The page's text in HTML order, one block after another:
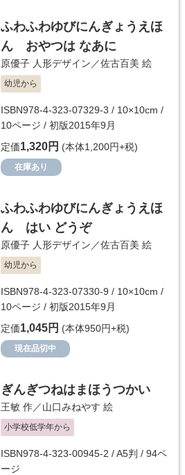
ふわふわゆびにんぎょうえほ
ん おやつは なあに
原優子 人形デザイン／佐古百美 絵
幼児から
ISBN978-4-323-07329-3 / 10×10cm /
10ページ / 初版2015年9月
定価1,320円 (本体1,200円+税)
在庫あり
ふわふわゆびにんぎょうえほ
ん はい どうぞ
原優子 人形デザイン／佐古百美 絵
幼児から
ISBN978-4-323-07330-9 / 10×10cm /
10ページ / 初版2015年9月
定価1,045円 (本体950円+税)
現在品切中
ぎんぎつねはまほうつかい
王敏 作／山口みねやす 絵
小学校低学年から
ISBN978-4-323-00945-2 / A5判 / 94ペ
ージ